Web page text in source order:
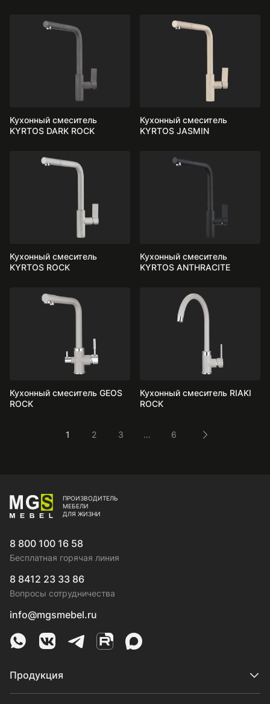
Кухонный смеситель
KYRTOS DARK ROCK
Кухонный смеситель
KYRTOS JASMIN
Кухонный смеситель
KYRTOS ROCK
Кухонный смеситель
KYRTOS ANTHRACITE
Кухонный смеситель GEOS
ROCK
Кухонный смеситель RIAKI
ROCK
1 2 3 ... 6
ПРОИЗВОДИТЕЛЬ
МЕБЕЛИ
ДЛЯ ЖИЗНИ
8 800 100 16 58
Бесплатная горячая линия
8 8412 23 33 86
Вопросы сотрудничества
info@mgsmebel.ru
MGS Mebel в Whatsapp
MGS Mebel в VK
MGS Mebel в Telegram
MGS Mebel на Rutube
MGS Mebel на MAX
Продукция